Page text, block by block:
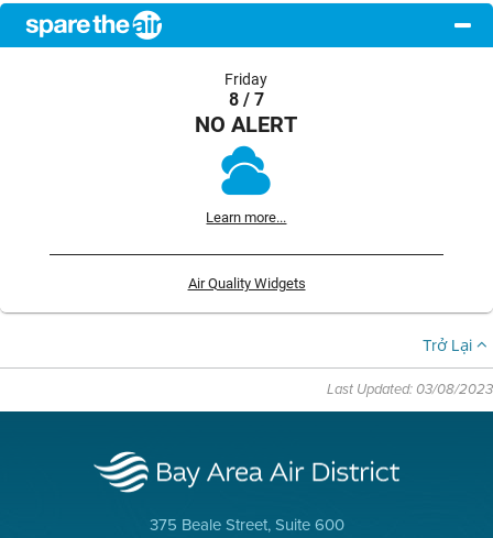
Friday
8 / 7
NO ALERT
Learn more...
Air Quality Widgets
Trở Lại
Last Updated: 03/08/2023
375 Beale Street, Suite 600